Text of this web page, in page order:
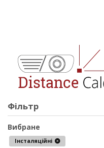
Фільтр
Вибране
Інсталяційні